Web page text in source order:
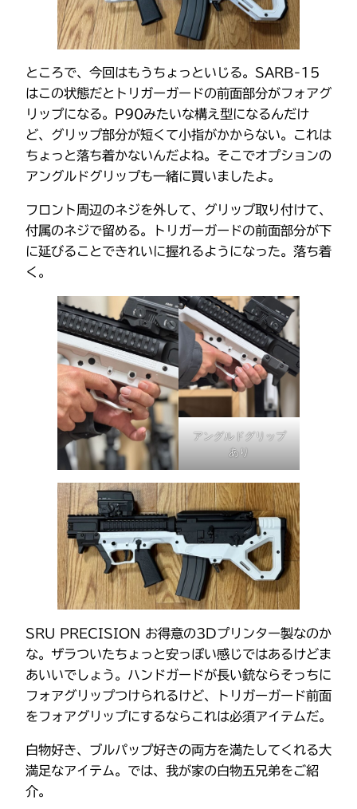
ところで、今回はもうちょっといじる。SARB-15
はこの状態だとトリガーガードの前面部分がフォアグ
リップになる。P90みたいな構え型になるんだけ
ど、グリップ部分が短くて小指がかからない。これは
ちょっと落ち着かないんだよね。そこでオプションの
アングルドグリップも一緒に買いましたよ。
フロント周辺のネジを外して、グリップ取り付けて、
付属のネジで留める。トリガーガードの前面部分が下
に延びることできれいに握れるようになった。落ち着
く。
アングルドグリップ
あり
SRU PRECISION お得意の3Dプリンター製なのか
な。ザラついたちょっと安っぽい感じではあるけどま
あいいでしょう。ハンドガードが長い銃ならそっちに
フォアグリップつけられるけど、トリガーガード前面
をフォアグリップにするならこれは必須アイテムだ。
白物好き、ブルパップ好きの両方を満たしてくれる大
満足なアイテム。では、我が家の白物五兄弟をご紹
介。